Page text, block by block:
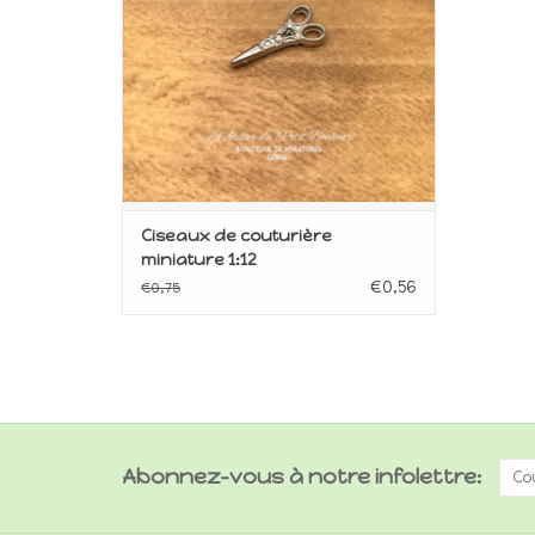
Ciseaux de couturière
miniature 1:12
€0,75 €0,56
Abonnez-vous à notre infolettre: